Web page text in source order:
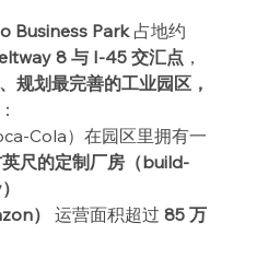
Business Park 占地约
8 与 I-45 交汇点 ，
规划最完善的工业园区，
Cola）在园区里拥有一
尺的定制厂房（build-
）
运营面积超过 85 万